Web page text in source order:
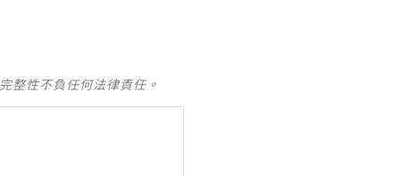
整性不負任何法律責任。